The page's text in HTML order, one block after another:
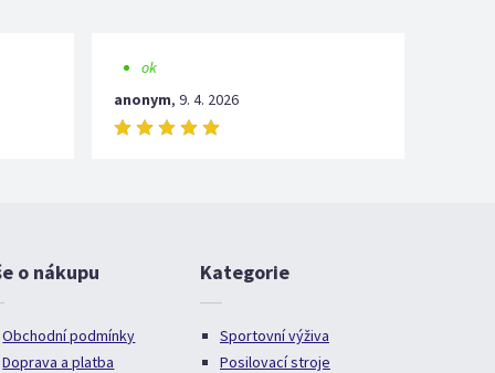
ok
anonym, 9. 4. 2026
o nákupu
Obchodní podmínky
Doprava a platba
Kategorie
Sportovní výživa
Posilovací stroje